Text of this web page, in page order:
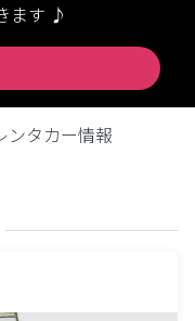
ます ♪
ンタカー情報